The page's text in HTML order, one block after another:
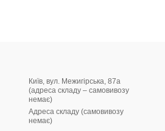
Київ, вул. Межигірська, 87а
(адреса складу – самовивозу
немає)
Адреса складу (самовивозу
немає)